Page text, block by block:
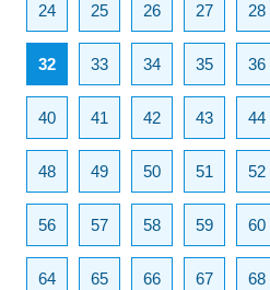
24 25 26 27 28
32 33 34 35 36
40 41 42 43 44
48 49 50 51 52
56 57 58 59 60
64 65 66 67 68